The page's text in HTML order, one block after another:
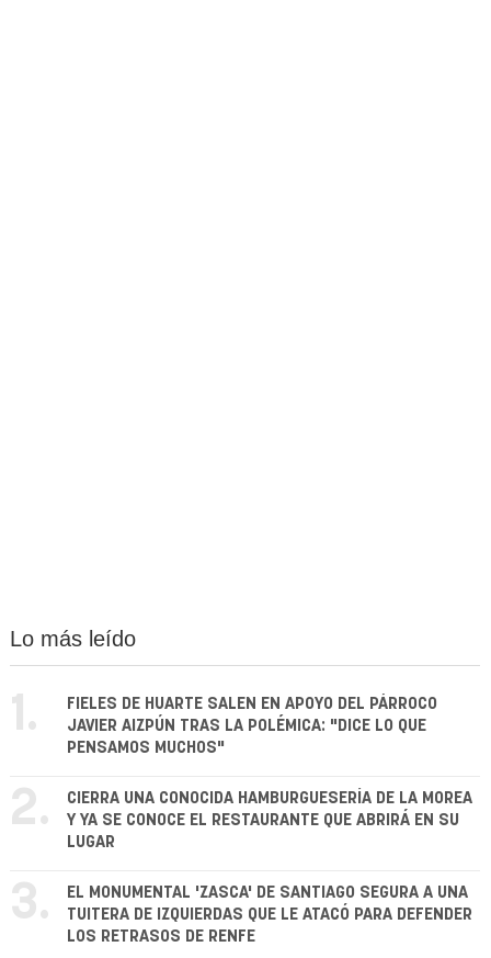
Lo más leído
1.
FIELES DE HUARTE SALEN EN APOYO DEL PÁRROCO
JAVIER AIZPÚN TRAS LA POLÉMICA: "DICE LO QUE
PENSAMOS MUCHOS"
2.
CIERRA UNA CONOCIDA HAMBURGUESERÍA DE LA MOREA
Y YA SE CONOCE EL RESTAURANTE QUE ABRIRÁ EN SU
LUGAR
3.
EL MONUMENTAL 'ZASCA' DE SANTIAGO SEGURA A UNA
TUITERA DE IZQUIERDAS QUE LE ATACÓ PARA DEFENDER
LOS RETRASOS DE RENFE